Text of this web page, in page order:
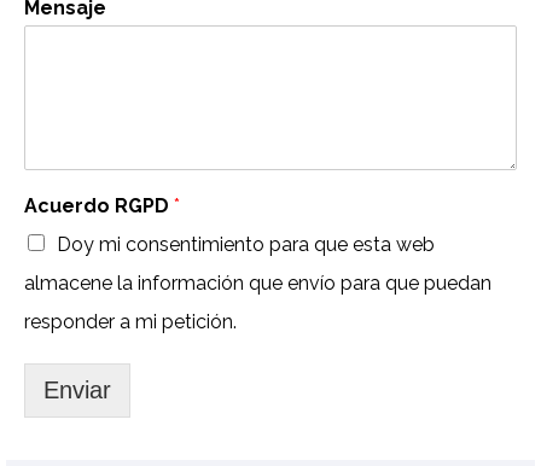
Mensaje
Acuerdo RGPD *
Doy mi consentimiento para que esta web
almacene la información que envío para que puedan
responder a mi petición.
Enviar